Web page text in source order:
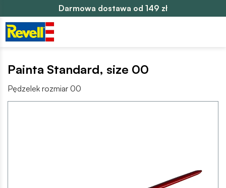
Darmowa dostawa od 149 zł
Painta Standard, size 00
Pędzelek rozmiar 00